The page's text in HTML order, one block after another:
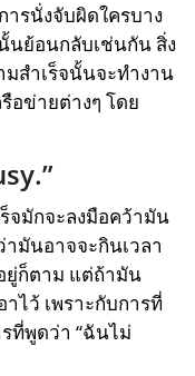
รนั่งจับผิดใครบาง
นย้อนกลับเช่นกัน สิ่ง
สำเร็จนั้นจะทำงาน
อข่ายต่างๆ โดย
จมักจะลงมือคว้ามัน
มันอาจจะกินเวลา
ยู่ก็ตาม แต่ถ้ามัน
ไว้ เพราะกับการที่
ที่พูดว่า “ฉันไม่